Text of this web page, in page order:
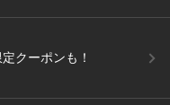
クーポンも！